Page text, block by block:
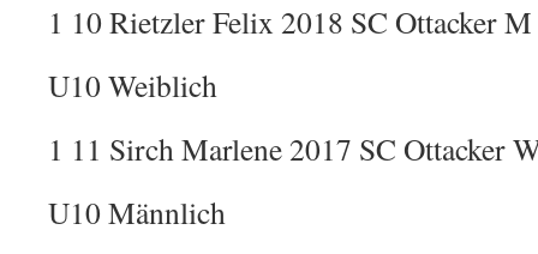
1 10 Rietzler Felix 2018 SC Ottacker
U10 Weiblich
1 11 Sirch Marlene 2017 SC Ottacker
U10 Männlich